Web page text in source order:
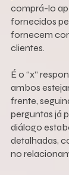
comprá-lo
fornecidos
fornecem
clientes.
É o “x”
ambos
frente,
perguntas já
diálogo
detalhadas,
no